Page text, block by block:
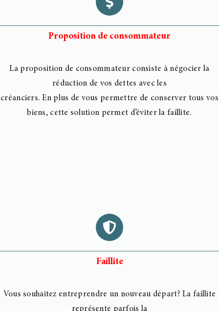
Proposition de consommateur
La proposition de consommateur consiste à négocier la
réduction de vos dettes avec les
créanciers. En plus de vous permettre de conserver tous vos
biens, cette solution permet d’éviter la faillite.
Faillite
Vous souhaitez entreprendre un nouveau départ? La faillite